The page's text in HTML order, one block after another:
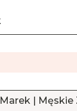
| Męskie